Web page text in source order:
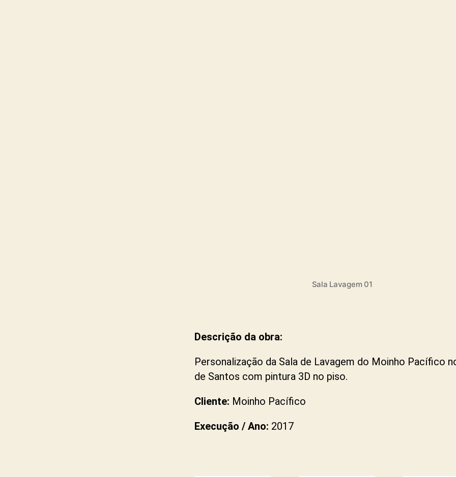
Sala Lavagem 01
Descrição da obra:
Personalização da Sala de Lavagem do Moinho Pacífico
de Santos com pintura 3D no piso.
Cliente: Moinho Pacífico
Execução / Ano: 2017